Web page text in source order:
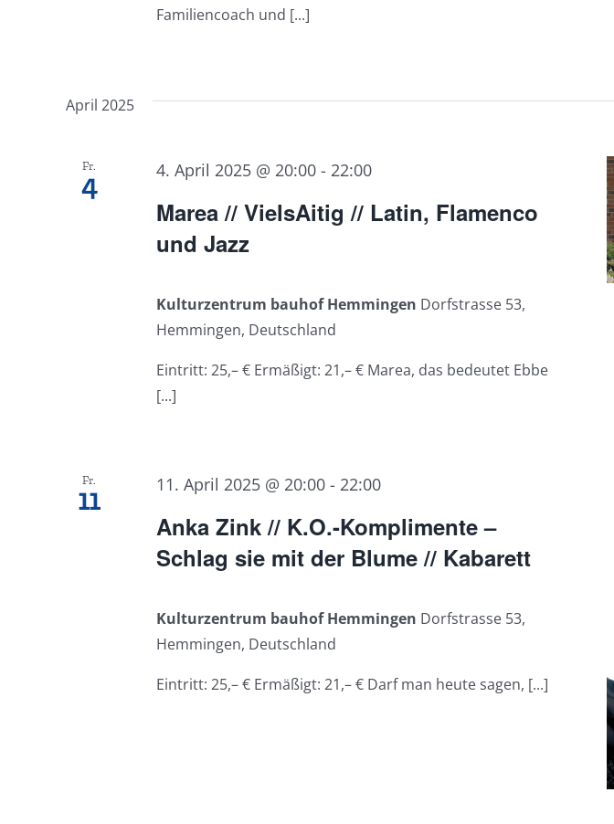
Familiencoach und [...]
April 2025
Fr.
4
Marea // VielsAitig // Latin, Flamenco
und Jazz
4. April 2025 @ 20:00- 22:00
Kulturzentrum bauhof Hemmingen Dorfstrasse 53,
Hemmingen, Deutschland
Eintritt: 25,– € Ermäßigt: 21,– € Marea, das bedeutet Ebbe
[...]
Fr.
11
Anka Zink // K.O.-Komplimente –
Schlag sie mit der Blume // Kabarett
11. April 2025 @ 20:00- 22:00
Kulturzentrum bauhof Hemmingen Dorfstrasse 53,
Hemmingen, Deutschland
Eintritt: 25,– € Ermäßigt: 21,– € Darf man heute sagen, [...]